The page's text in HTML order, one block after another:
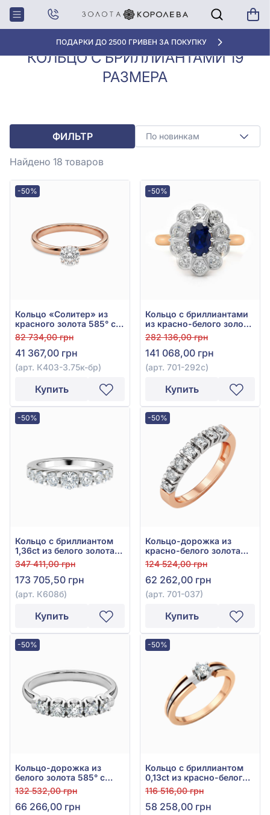
АКЦИЯ ДЛЯ КЛИЕНТОВ «НОВАЯ ПОЧТА»
Главная
Кольца с
бриллиантами
Кольцо с бриллиантами 19
размера
КОЛЬЦО С БРИЛЛИАНТАМИ 19
РАЗМЕРА
ФИЛЬТР По новинкам
Найдено 18 товаров
-50%
Кольцо «Солитер» из
красного золота 585° с
бриллиантом 0,24ct, арт.
К403-3.75к-бр
82 734,00 грн
41 367,00 грн
(арт. К403-3.75к-бр)
Купить
-50%
Кольцо с бриллиантами
из красно-белого золота
585° с синим сапфиром
0,9ct и бриллиантом
0,31ct, арт. 701-292с
282 136,00 грн
141 068,00 грн
(арт. 701-292с)
Купить
-50%
Кольцо с бриллиантом
1,36ct из белого золота
585°, арт. К608б
347 411,00 грн
173 705,50 грн
(арт. К608б)
Купить
-50%
Кольцо-дорожка из
красно-белого золота
585° с бриллиантами
0,33ct, арт. 701-037
124 524,00 грн
62 262,00 грн
(арт. 701-037)
Купить
-50%
Кольцо-дорожка из
белого золота 585° с
бриллиантами 0,3ct, арт.
701-140
132 532,00 грн
66 266,00 грн
-50%
Кольцо с бриллиантом
0,13ct из красно-белого
золота 585°, арт. 701-107
116 516,00 грн
58 258,00 грн